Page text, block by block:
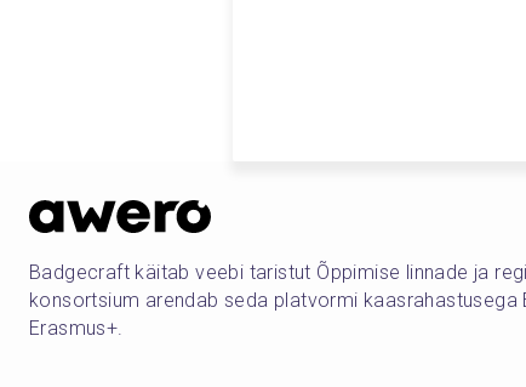
Badgecraft käitab veebi taristut Õppimise linnade ja
konsortsium arendab seda platvormi kaasrahastusega
Erasmus+.